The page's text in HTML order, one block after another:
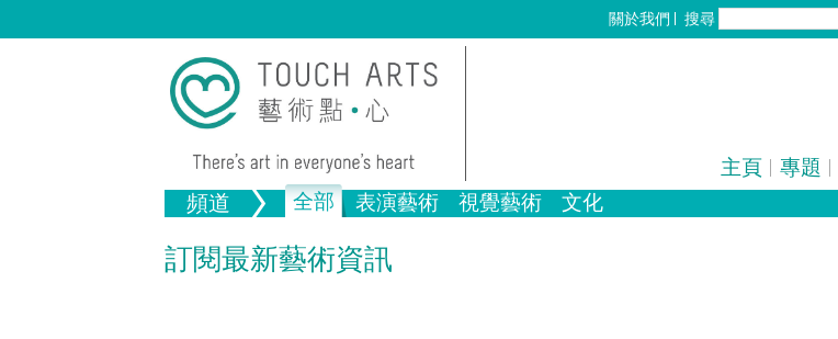
關於我們 搜尋
主頁 專題
頻道 全部 表演藝術 視覺藝術 文化
音樂 舞蹈
繪畫 畫圖
全部視覺藝術
生活 文物
訂閱最新藝術資訊